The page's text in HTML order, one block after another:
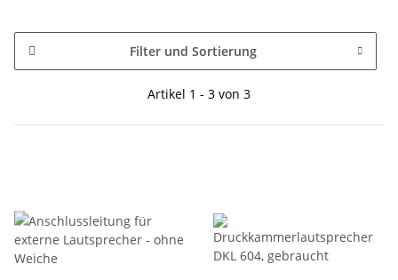
Filter und Sortierung
Artikel 1 - 3 von 3